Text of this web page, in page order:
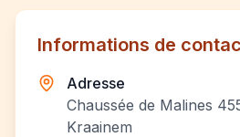
Informations de
Adresse
Chaussée de Malines
Kraainem